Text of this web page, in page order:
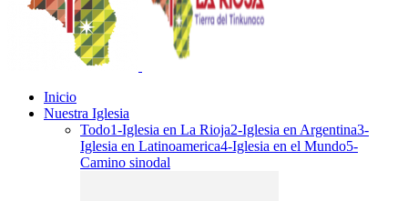
Inicio
Nuestra Iglesia
Todo1-Iglesia en La Rioja2-Iglesia en Argentina3-
Iglesia en Latinoamerica4-Iglesia en el Mundo5-
Camino sinodal